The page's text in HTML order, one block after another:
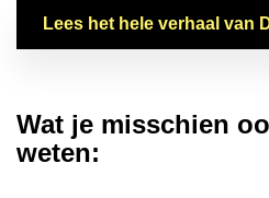
Lees het hele verhaal van
Wat je misschien
weten: